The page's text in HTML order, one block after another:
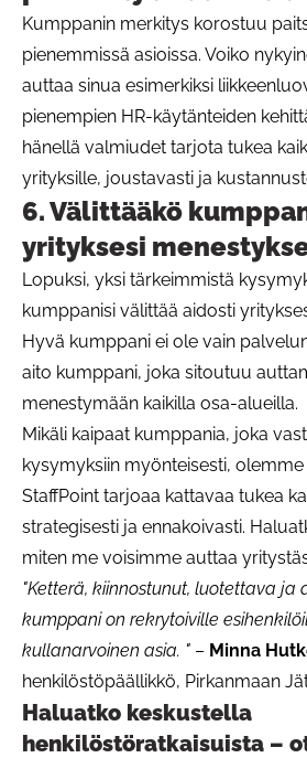
Kumppanin merkitys korostuu
pienemmissä asioissa. Voiko
auttaa sinua esimerkiksi
pienempien HR-käytänteiden
hänellä valmiudet tarjota tukea
yrityksille, joustavasti ja
6. Välittääkö
yrityksesi
Lopuksi, yksi tärkeimmistä
kumppanisi välittää aidosti
Hyvä kumppani ei ole vain
aito kumppani, joka sitoutuu
menestymään kaikilla osa-alueilla.
Mikäli kaipaat kumppania, joka
kysymyksiin myönteisesti, olemme
StaffPoint tarjoaa kattavaa tukea
strategisesti ja ennakoivasti.
miten me voisimme auttaa
"Ketterä, kiinnostunut, luotettava ja
kumppani on rekrytoiville
kullanarvoinen asia. " – Minna
henkilöstöpäällikkö, Pirkanmaan
Haluatko keskustella
henkilöstöratkaisuista –